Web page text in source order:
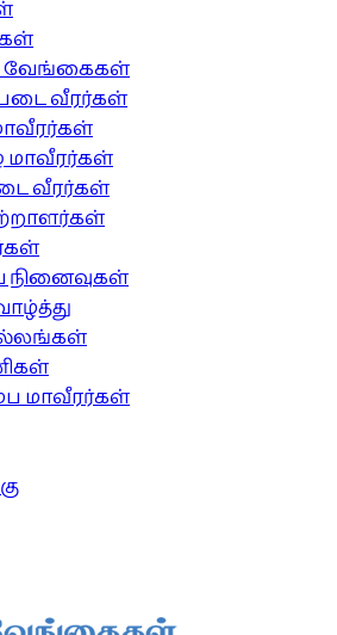
வேங்கைகள்
வீரர்கள்
மாவீரர்கள்
வீரர்கள்
மாவீரர்கள்